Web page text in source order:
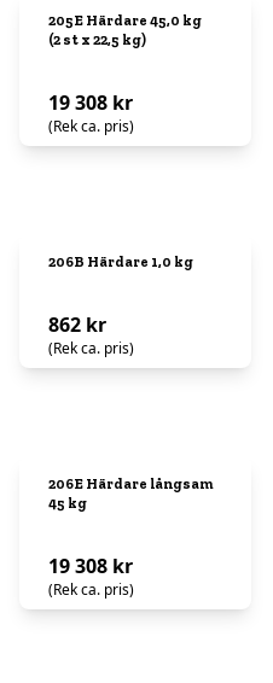
205E Härdare 45,0 kg
(2 st x 22,5 kg)
19 308 kr
(Rek ca. pris)
206B Härdare 1,0 kg
862 kr
(Rek ca. pris)
206E Härdare långsam
45 kg
19 308 kr
(Rek ca. pris)